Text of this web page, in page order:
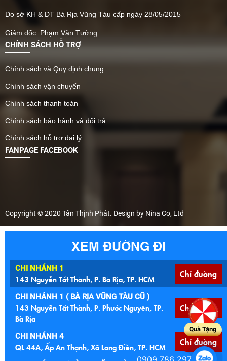
Do sở KH & ĐT Bà Rịa Vũng Tàu cấp ngày 28/05/2015
Giám đốc: Phạm Văn Tường
CHÍNH SÁCH HỖ TRỢ
Chính sách và Quy định chung
Chính sách vận chuyển
Chính sách thanh toán
Chính sách bảo hành và đổi trả
Chính sách hỗ trợ đại lý
FANPAGE FACEBOOK
Copyright © 2020 Tân Thịnh Phát. Design by Nina Co, Ltd
XEM ĐƯỜNG ĐI
CHI NHÁNH 1
143 Nguyễn Tất Thành, P. Bà Rịa, TP. HCM Chỉ đường
CHI NHÁNH 1 ( BÀ RỊA VŨNG TÀU CŨ )
143 Nguyễn Tất Thành, P. Phước Nguyên, TP.
Bà Rịa
Chỉ đường
CHI NHÁNH 4
QL 44A, Ấp An Thạnh, Xã Long Điền, TP. HCM Chỉ đường
Quà Tặng